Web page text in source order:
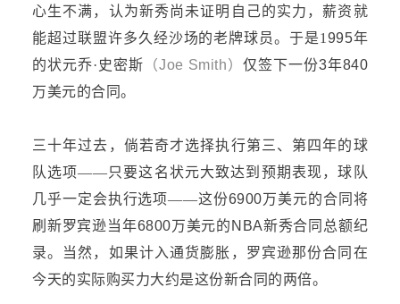
心生不满，认为新秀尚未证明自己的实力 ，薪资就
能超过联盟许多久经沙场的老牌球员。于是1 995年
的状元乔·史密斯 （Joe Smith） 仅签下一份3年840
万美元的合同。
三十年过去，倘若奇才选择执行第三、第四年的球
队选项——只要这名状元大致达到预期表现，球队
几乎一定会执行选项——这份6900万美元的合同将
刷新罗宾逊当年6800万美元的 NBA新秀合同总额纪
录。当然，如果计入通货膨胀，罗宾逊那份合同 在
今天的实际购买力大约是这份新合同的两倍。